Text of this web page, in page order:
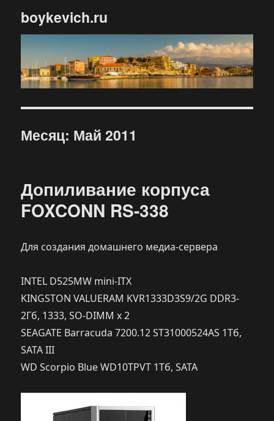
boykevich.ru
Месяц: Май 2011
Допиливание корпуса
FOXCONN RS-338
Для создания домашнего медиа-сервера
INTEL D525MW mini-ITX
KINGSTON VALUERAM KVR1333D3S9/2G DDR3-
2Гб, 1333, SO-DIMM x 2
SEAGATE Barracuda 7200.12 ST31000524AS 1Тб,
SATA III
WD Scorpio Blue WD10TPVT 1Тб, SATA